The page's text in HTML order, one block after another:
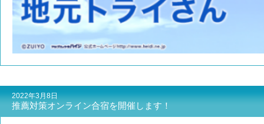
2022年3月8日
推薦対策オンライン合宿を開催します！